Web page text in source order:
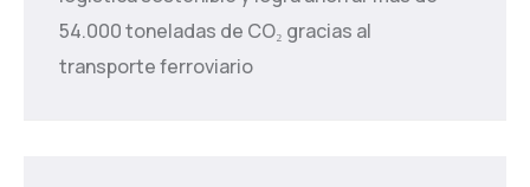
54.000 toneladas de CO₂ gracias al
transporte ferroviario